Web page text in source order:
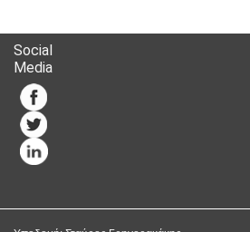
Social
Media